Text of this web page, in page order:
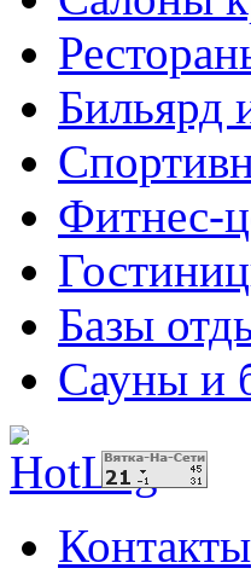
Бильярд
Фитнес-
Базы
Сауны и
Контакты